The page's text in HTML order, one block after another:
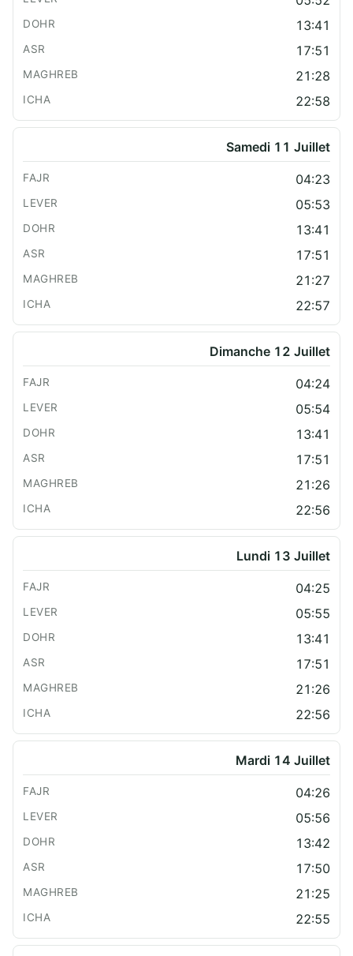
13:41
17:51
21:28
22:58
Samedi 11 Juillet
04:23
05:53
13:41
17:51
21:27
22:57
Dimanche 12 Juillet
04:24
05:54
13:41
17:51
21:26
22:56
Lundi 13 Juillet
04:25
05:55
13:41
17:51
21:26
22:56
Mardi 14 Juillet
04:26
05:56
13:42
17:50
21:25
22:55